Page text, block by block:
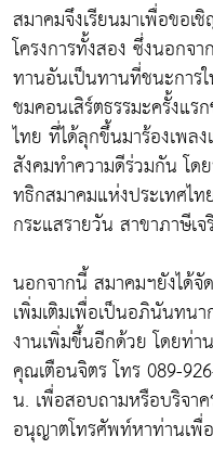
สมาคมจึงเรียนมาเพื่อขอ
โครงการทั้งสอง ซึ่งนอกจ
ทานอันเป็นทานที่ชนะการ
ชมคอนเสิร์ตธรรมะครั้งแ
ไทย ที่ได้ลุกขึ้นมาร้องเพล
สังคมทำความดีร่วมกัน โ
ทธิกสมาคมแห่งประเทศไ
กระแสรายวัน สาขาภาษีเ
นอกจากนี้ สมาคมฯยังได้จั
เพิ่มเติมเพื่อเป็นอภินันทน
งานเพิ่มขึ้นอีกด้วย โดยท่
คุณเตือนจิตร โทร 089-
น. เพื่อสอบถามหรือบริจา
อนุญาตโทรศัพท์หาท่านเพื่